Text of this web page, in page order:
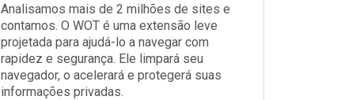
Analisamos mais de 2 milhões de sites e
contamos. O WOT é uma extensão leve
projetada para ajudá-lo a navegar com
rapidez e segurança. Ele limpará seu
navegador, o acelerará e protegerá suas
informações privadas.